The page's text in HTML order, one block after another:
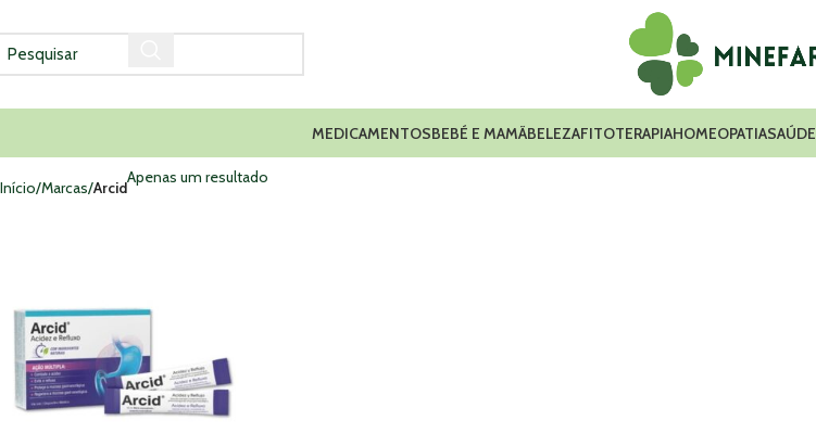
MEDICAMENTOSBEBÉ E MAMÃBELEZAFITOTERAPIAHOMEOPATIASAÚDE
Início Marcas Arcid
Apenas um resultado